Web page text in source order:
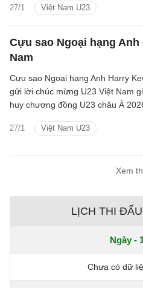
27/1 Việt Nam U23
đồng U23 châu Á.
Cựu sao Ngoại hạng
Nam
27/1 Việt Nam U23
Cựu sao Ngoại hạng Anh Harry
gửi lời chúc mừng U23 Việt Nam
huy chương đồng U23 châu Á
tương lai sáng.
Xem
LỊCH THI
Ngày -
Chưa có dữ